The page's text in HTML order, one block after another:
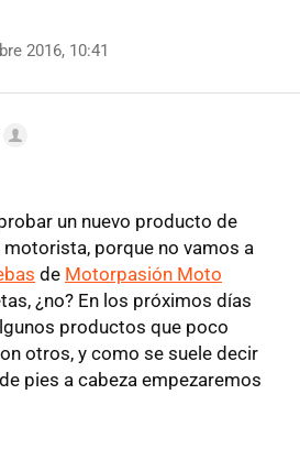
2016, 10:41
un nuevo producto de
porque no vamos a
de Motorpasión Moto
¿no? En los próximos días
productos que poco
otros, y como se suele decir
pies a cabeza empezaremos